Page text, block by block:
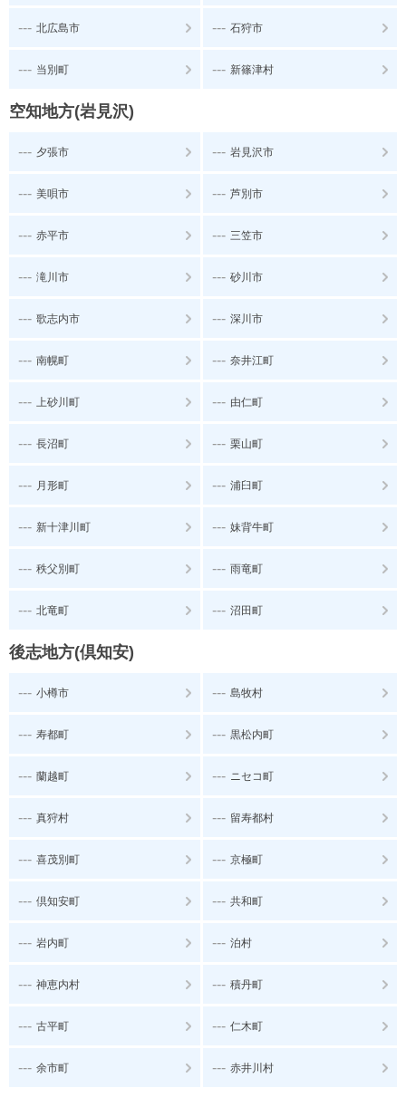
--- 北広島市 --- 石狩市
--- 当別町 --- 新篠津村
空知地方(岩見沢)
--- 夕張市 --- 岩見沢市
--- 美唄市 --- 芦別市
--- 赤平市 --- 三笠市
--- 滝川市 --- 砂川市
--- 歌志内市 --- 深川市
--- 南幌町 --- 奈井江町
--- 上砂川町 --- 由仁町
--- 長沼町 --- 栗山町
--- 月形町 --- 浦臼町
--- 新十津川町 --- 妹背牛町
--- 秩父別町 --- 雨竜町
--- 北竜町 --- 沼田町
後志地方(倶知安)
--- 小樽市 --- 島牧村
--- 寿都町 --- 黒松内町
--- 蘭越町 --- ニセコ町
--- 真狩村 --- 留寿都村
--- 喜茂別町 --- 京極町
--- 倶知安町 --- 共和町
--- 岩内町 --- 泊村
--- 神恵内村 --- 積丹町
--- 古平町 --- 仁木町
--- 余市町 --- 赤井川村